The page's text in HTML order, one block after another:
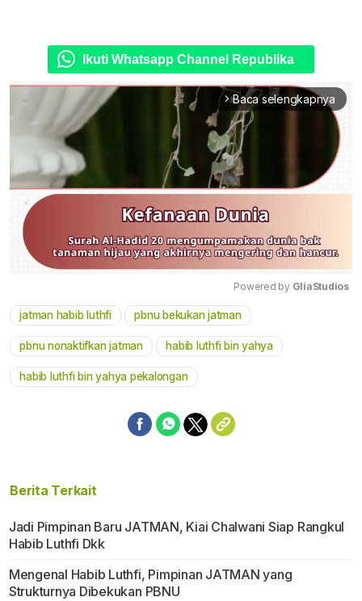
Ikuti Whatsapp Channel Republika
arrow_forward_ios Baca selengkapnya
Powered by GliaStudios
jatman habib luthfi pbnu bekukan jatman
pbnu nonaktifkan jatman habib luthfi bin yahya
habib luthfi bin yahya pekalongan
Berita Terkait
Jadi Pimpinan Baru JATMAN, Kiai Chalwani Siap Rangkul
Habib Luthfi Dkk
Mengenal Habib Luthfi, Pimpinan JATMAN yang
Strukturnya Dibekukan PBNU